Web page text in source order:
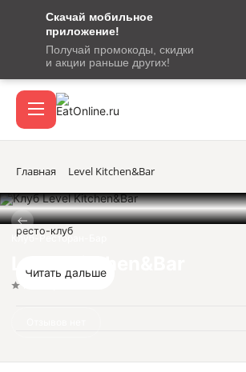
Скачай мобильное
приложение!
Получай промокоды, скидки
и акции раньше других!
сообщение
кодом
подтверждения
Вход / регистрация
Акции
Главная Level Kitchen&Bar
Клуб-Ресторан-Бар
Level Kitchen&Bar
ресто-клуб
Читать дальше